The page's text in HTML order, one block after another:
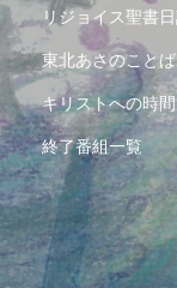
リジョイス聖書
東北あさのことば
キリストへの時間
終了番組一覧